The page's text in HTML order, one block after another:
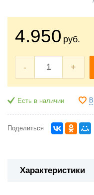
4.950 руб.
- +
Есть в наличии
Поделиться
Характеристики